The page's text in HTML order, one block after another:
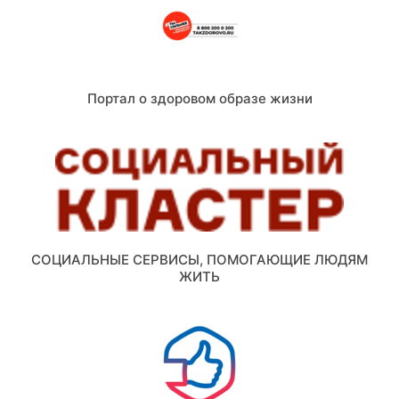
Портал о здоровом образе жизни
СОЦИАЛЬНЫЕ СЕРВИСЫ, ПОМОГАЮЩИЕ ЛЮДЯМ
ЖИТЬ